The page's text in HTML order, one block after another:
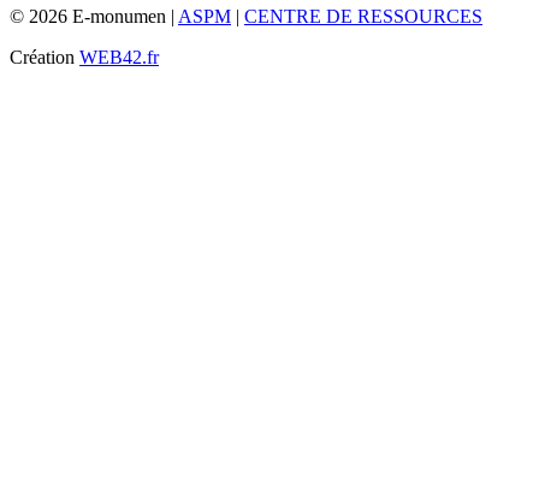
© 2026 E-monumen | ASPM | CENTRE DE RESSOURCES
Création WEB42.fr